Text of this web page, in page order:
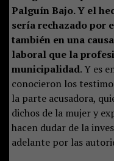
Palguín Bajo. Y el
sería rechazado por
también en una
laboral que la
municipalidad. Y es
conocieron los
la parte acusadora,
dichos de la mujer y
hacen dudar de la
adelante por las